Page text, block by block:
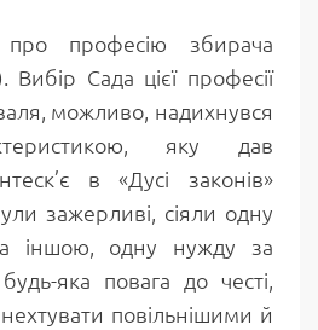
про професію збирача
Вибір Сада цієї професії
можливо, надихнувся
яку дав
в «Дусі законів»
зажерливі, сіяли одну
іншою, одну нужду за
яка повага до честі,
повільнішими й